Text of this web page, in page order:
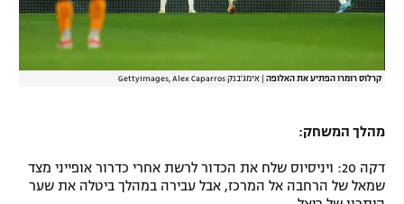
קרלוס רומרו הפתיע את האלופה אימג'בנק GettyImages, Alex Caparros
מהלך המשחק:
דקה 20: ויניסיוס שלח את הכדור לרשת אחרי כדרור אופייני מצד
שמאל של הרחבה אל המרכז, אבל עבירה במהלך ביטלה את שער